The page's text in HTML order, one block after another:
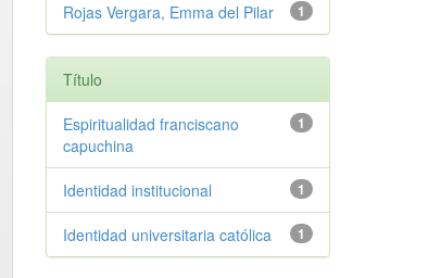
1
Rojas Vergara, Emma del Pilar
Título
1
Espiritualidad franciscano
capuchina
1
Identidad institucional
1
Identidad universitaria católica